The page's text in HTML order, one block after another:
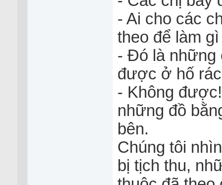
- Ai cho các
theo để làm
- Đó là những
được ở hố
- Không
những đồ
bên.
Chúng tôi
bị tịch thu,